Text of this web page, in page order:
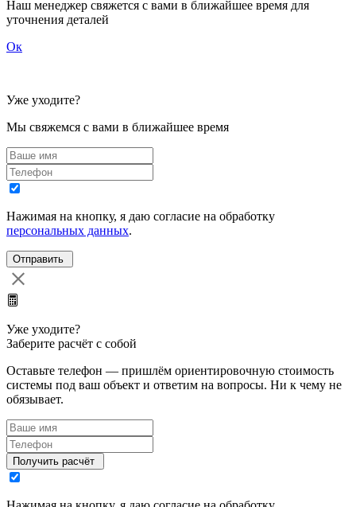
Наш менеджер свяжется с вами в ближайшее время для
уточнения деталей
Ок
Уже уходите?
Мы свяжемся с вами в ближайшее время
Нажимая на кнопку, я даю согласие на обработку
персональных данных.
Уже уходите?
Заберите расчёт с собой
Оставьте телефон — пришлём ориентировочную стоимость
системы под ваш объект и ответим на вопросы. Ни к чему не
обязывает.